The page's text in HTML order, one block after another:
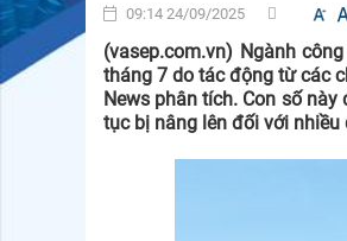
09:14 24/09/2025
(vasep.com.vn) Ngành
tháng 7 do tác động từ các
News phân tích. Con số
tục bị nâng lên đối với